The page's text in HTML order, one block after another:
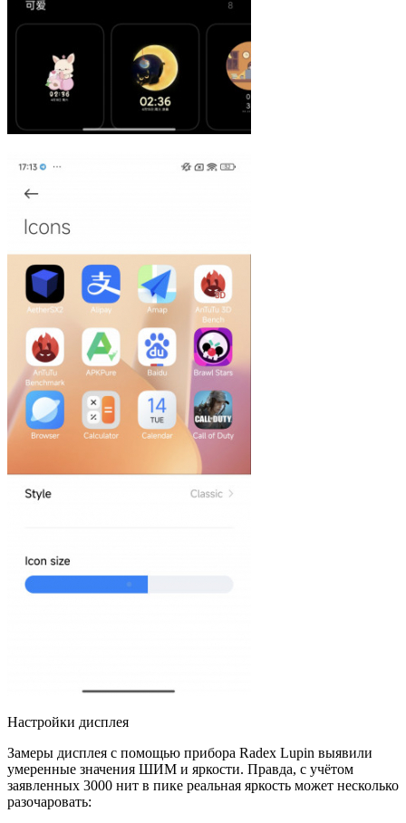
Настройки дисплея
Замеры дисплея с помощью прибора Radex Lupin выявили
умеренные значения ШИМ и яркости. Правда, с учётом
заявленных 3000 нит в пике реальная яркость может несколько
разочаровать: